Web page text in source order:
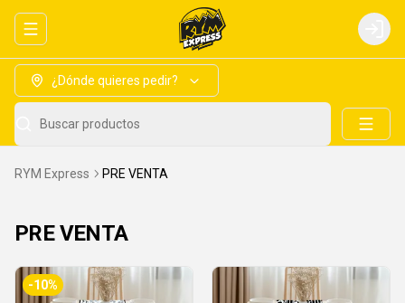
Abrir menu de navegación Login
¿Dónde quieres pedir?
Buscar productos
RYM Express PRE VENTA
PRE VENTA
-10%